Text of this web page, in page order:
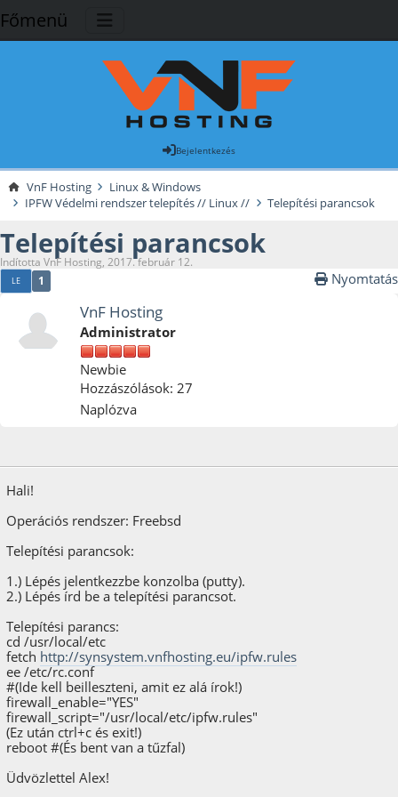
Főmenü
Bejelentkezés
VnF Hosting
Linux & Windows
IPFW Védelmi rendszer telepítés // Linux //
Telepítési parancsok
Telepítési parancsok
Indította VnF Hosting, 2017. február 12.
LE 1 Nyomtatás
VnF Hosting
Administrator
Newbie
Hozzászólások: 27
Naplózva
Hali!
Operációs rendszer: Freebsd
Telepítési parancsok:
1.) Lépés jelentkezzbe konzolba (putty).
2.) Lépés írd be a telepítési parancsot.
Telepítési parancs:
cd /usr/local/etc
fetch http://synsystem.vnfhosting.eu/ipfw.rules
ee /etc/rc.conf
#(Ide kell beilleszteni, amit ez alá írok!)
firewall_enable="YES"
firewall_script="/usr/local/etc/ipfw.rules"
(Ez után ctrl+c és exit!)
reboot #(És bent van a tűzfal)
Üdvözlettel Alex!